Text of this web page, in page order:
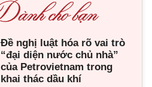
Đề nghị luật hóa rõ vai trò
“đại diện nước chủ nhà”
của Petrovietnam trong
khai thác dầu khí